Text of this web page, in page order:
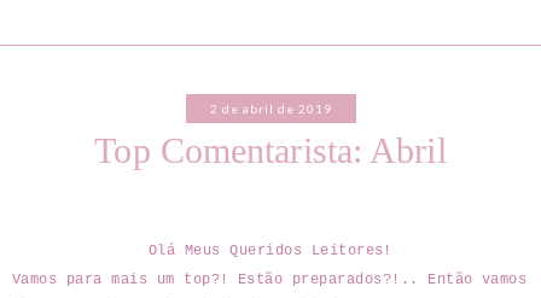
2 de abril de 2019
Top Comentarista: Abril
Olá Meus Queridos Leitores!
Vamos para mais um top?! Estão preparados?!.. Então vamos